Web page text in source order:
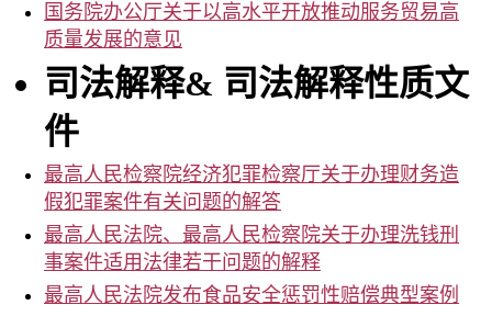
国务院办公厅关于以高水平开放推动服务贸易高
质量发展的意见
司法解释& 司法解释性质文
件
最高人民检察院经济犯罪检察厅关于办理财务造
假犯罪案件有关问题的解答
最高人民法院、最高人民检察院关于办理洗钱刑
事案件适用法律若干问题的解释
最高人民法院发布食品安全惩罚性赔偿典型案例